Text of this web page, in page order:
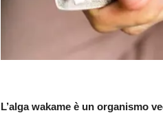
L’alga wakame è un organismo